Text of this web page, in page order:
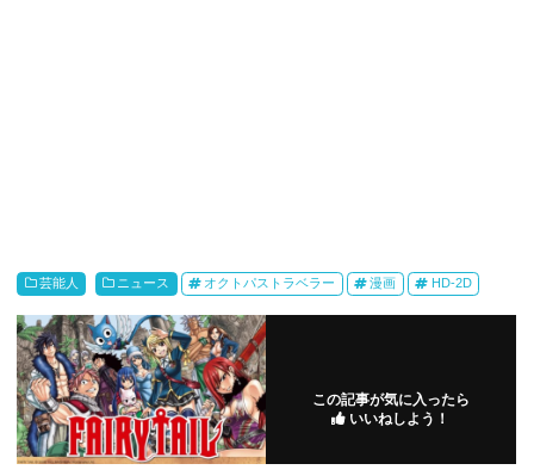
芸能人 ニュース オクトパストラベラー 漫画 HD-2D
この記事が気に入ったら
いいねしよう！